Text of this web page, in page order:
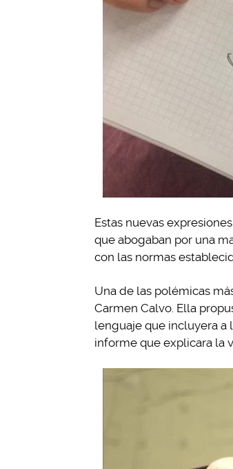
Estas nuevas
que abogaban por una
con las normas
Una de las polémicas
Carmen Calvo. Ella
lenguaje que incluyera a
informe que explicara la